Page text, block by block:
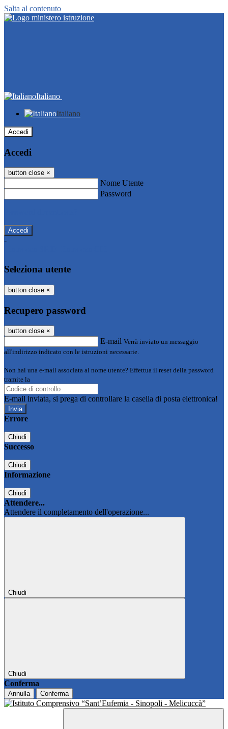
Salta al contenuto
Italiano
Italiano
Accedi
Accedi
button close ×
Nome Utente
Password
-
Seleziona utente
button close ×
Recupero password
button close ×
E-mail Verrà inviato un messaggio
all'indirizzo indicato con le istruzioni necessarie.
Non hai una e-mail associata al nome utente? Effettua il reset della password
tramite la
E-mail inviata, si prega di controllare la casella di posta elettronica!
Errore
Chiudi
Successo
Chiudi
Informazione
Chiudi
Attendere...
Attendere il completamento dell'operazione...
Chiudi
Chiudi
Conferma
Annulla Conferma